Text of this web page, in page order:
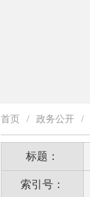
首页 / 政务公开 /
标题：
索引号：